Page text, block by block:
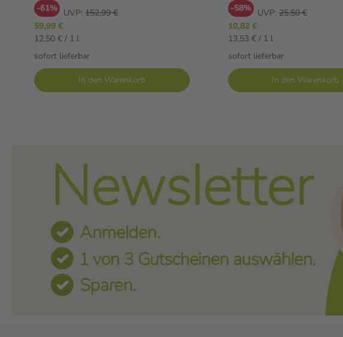
-61% UVP: 152,99 €
59,99 €
12,50 € / 1 l
sofort lieferbar
In den Warenkorb
-58%
UVP: 25,50 €
10,82 €
13,53 € / 1 l
sofort lieferbar
In den Warenkorb